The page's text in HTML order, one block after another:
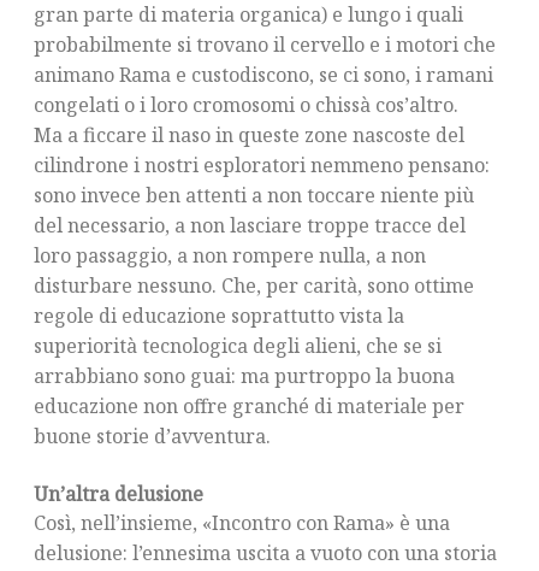
gran parte di materia organica) e lungo i quali
probabilmente si trovano il cervello e i motori che
animano Rama e custodiscono, se ci sono, i ramani
congelati o i loro cromosomi o chissà cos’altro.
Ma a ficcare il naso in queste zone nascoste del
cilindrone i nostri esploratori nemmeno pensano:
sono invece ben attenti a non toccare niente più
del necessario, a non lasciare troppe tracce del
loro passaggio, a non rompere nulla, a non
disturbare nessuno. Che, per carità, sono ottime
regole di educazione soprattutto vista la
superiorità tecnologica degli alieni, che se si
arrabbiano sono guai: ma purtroppo la buona
educazione non offre granché di materiale per
buone storie d’avventura.
Un’altra delusione
Così, nell’insieme, «Incontro con Rama» è una
delusione: l’ennesima uscita a vuoto con una storia